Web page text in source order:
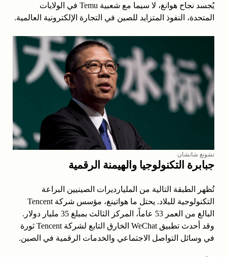
يُجسد نجاح هوانغ، لا سيما مع شعبية Temu في الولايات
المتحدة، النفوذ المتزايد للصين في التجارة الإلكترونية العالمية.
تشونغ شانشان
جبابرة التكنولوجيا والهيمنة الرقمية
تُظهر الطبقة التالية من المليارديرات الصينيين البراعة
التكنولوجية للبلاد. يحتل ما هواتينغ، مؤسس شركة Tencent
البالغ من العمر 53 عاماً، المركز الثالث بمبلغ 35 مليار دولار.
وقد أحدث تطبيق WeChat الخارق التابع لشركة Tencent ثورة
في وسائل التواصل الاجتماعي والخدمات الرقمية في الصين.